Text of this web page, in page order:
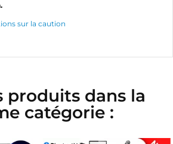
sur la caution
produits dans la
catégorie :